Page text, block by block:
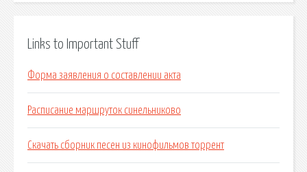
Links to Important Stuff
Форма заявления о составлении акта
Расписание маршруток синельниково
Скачать сборник песен из кинофильмов торрент